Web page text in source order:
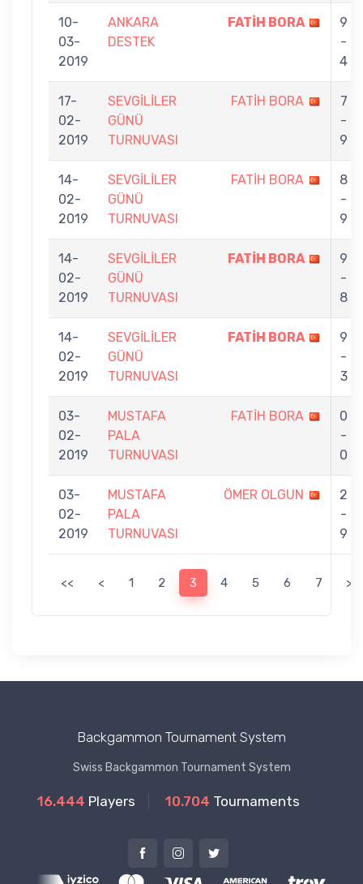
10-
03-
2019
ANKARA
DESTEK
FATİH BORA
9
-
4
17-
02-
2019
SEVGİLİLER
GÜNÜ
TURNUVASI
FATİH BORA
7
-
9
14-
02-
2019
SEVGİLİLER
GÜNÜ
TURNUVASI
FATİH BORA
8
-
9
14-
02-
2019
SEVGİLİLER
GÜNÜ
TURNUVASI
FATİH BORA
9
-
8
14-
02-
2019
SEVGİLİLER
GÜNÜ
TURNUVASI
FATİH BORA
9
-
3
03-
02-
2019
MUSTAFA
PALA
TURNUVASI
FATİH BORA
0
-
0
03-
02-
2019
MUSTAFA
PALA
TURNUVASI
ÖMER OLGUN
2
-
9
<< < 1 2 3 4 5 6 7 >
Backgammon Tournament System
Swiss Backgammon Tournament System
16.444 Players 10.704 Tournaments